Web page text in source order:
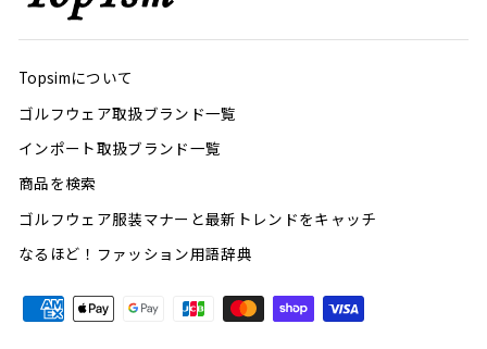
Topsimについて
ゴルフウェア取扱ブランド一覧
インポート取扱ブランド一覧
商品を検索
ゴルフウェア服装マナーと最新トレンドをキャッチ
なるほど！ファッション用語辞典